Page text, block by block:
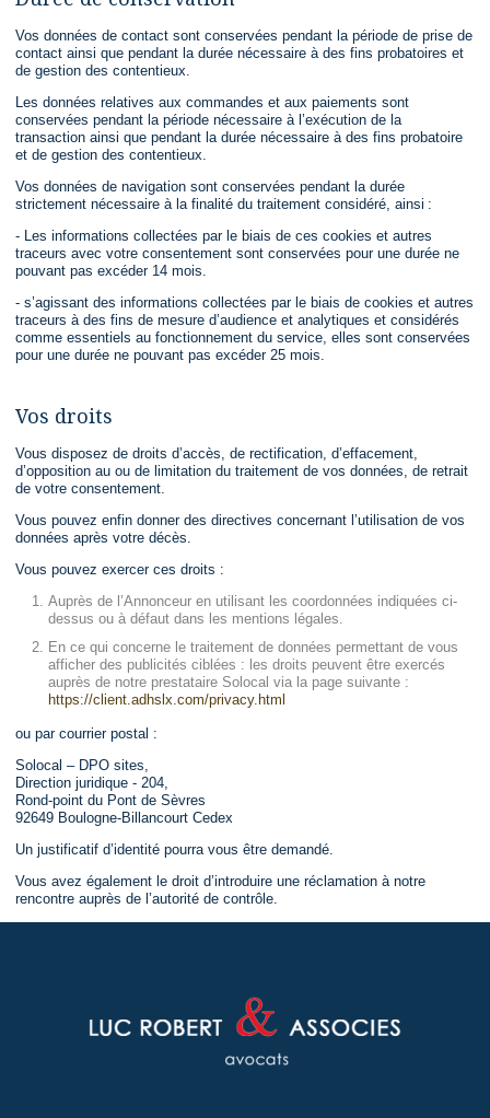
Vos données de contact sont conservées pendant la période de prise de
contact ainsi que pendant la durée nécessaire à des fins probatoires et
de gestion des contentieux.
Les données relatives aux commandes et aux paiements sont
conservées pendant la période nécessaire à l’exécution de la
transaction ainsi que pendant la durée nécessaire à des fins probatoire
et de gestion des contentieux.
Vos données de navigation sont conservées pendant la durée
strictement nécessaire à la finalité du traitement considéré, ainsi :
- Les informations collectées par le biais de ces cookies et autres
traceurs avec votre consentement sont conservées pour une durée ne
pouvant pas excéder 14 mois.
- s’agissant des informations collectées par le biais de cookies et autres
traceurs à des fins de mesure d’audience et analytiques et considérés
comme essentiels au fonctionnement du service, elles sont conservées
pour une durée ne pouvant pas excéder 25 mois.
Vos droits
Vous disposez de droits d’accès, de rectification, d’effacement,
d’opposition au ou de limitation du traitement de vos données, de retrait
de votre consentement.
Vous pouvez enfin donner des directives concernant l’utilisation de vos
données après votre décès.
Vous pouvez exercer ces droits :
Auprès de l’Annonceur en utilisant les coordonnées indiquées ci-
dessus ou à défaut dans les mentions légales.
En ce qui concerne le traitement de données permettant de vous
afficher des publicités ciblées : les droits peuvent être exercés
auprès de notre prestataire Solocal via la page suivante :
https://client.adhslx.com/privacy.html
ou par courrier postal :
Solocal – DPO sites,
Direction juridique - 204,
Rond-point du Pont de Sèvres
92649 Boulogne-Billancourt Cedex
Un justificatif d’identité pourra vous être demandé.
Vous avez également le droit d’introduire une réclamation à notre
rencontre auprès de l’autorité de contrôle.